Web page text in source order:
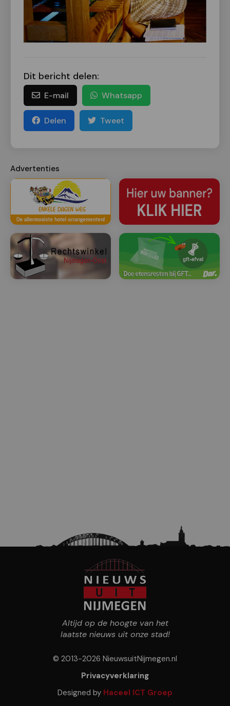
Dit bericht delen:
E-mail Whatsapp
Delen Tweet
Advertenties
Altijd op de hoogte van het
laatste nieuws uit onze stad!
© 2013-2026 NieuwsuitNijmegen.nl
Privacyverklaring
Designed by Haceel ICT Groep